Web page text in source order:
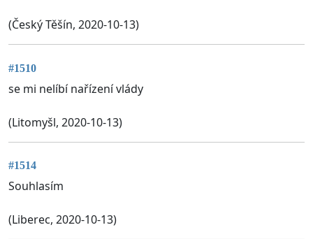
(Český Těšín, 2020-10-13)
#1510
se mi nelíbí nařízení vlády
(Litomyšl, 2020-10-13)
#1514
Souhlasím
(Liberec, 2020-10-13)